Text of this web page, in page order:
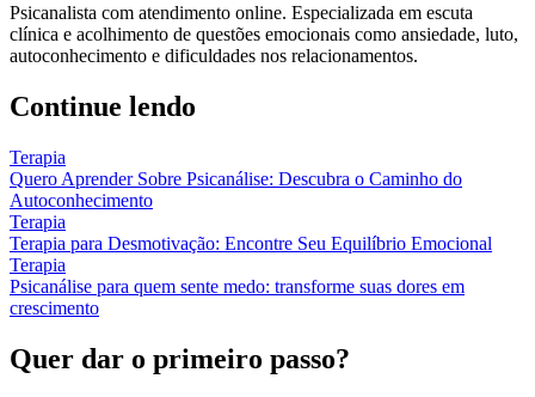
Psicanalista com atendimento online. Especializada em escuta
clínica e acolhimento de questões emocionais como ansiedade, luto,
autoconhecimento e dificuldades nos relacionamentos.
Continue lendo
Terapia
Quero Aprender Sobre Psicanálise: Descubra o Caminho do
Autoconhecimento
Terapia
Terapia para Desmotivação: Encontre Seu Equilíbrio Emocional
Terapia
Psicanálise para quem sente medo: transforme suas dores em
crescimento
Quer dar o primeiro passo?